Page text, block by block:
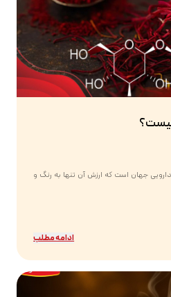
دارویی جهان است که ارزش آن تنها به رنگ و
ادامه مطلب